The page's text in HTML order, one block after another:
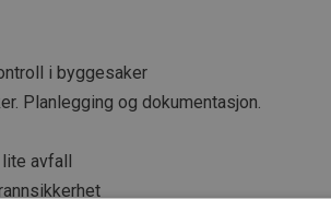
i byggesaker
Planlegging og dokumentasjon.
avfall